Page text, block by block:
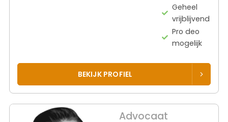
Geheel
vrijblijvend
Pro deo
mogelijk
BEKIJK PROFIEL
Advocaat